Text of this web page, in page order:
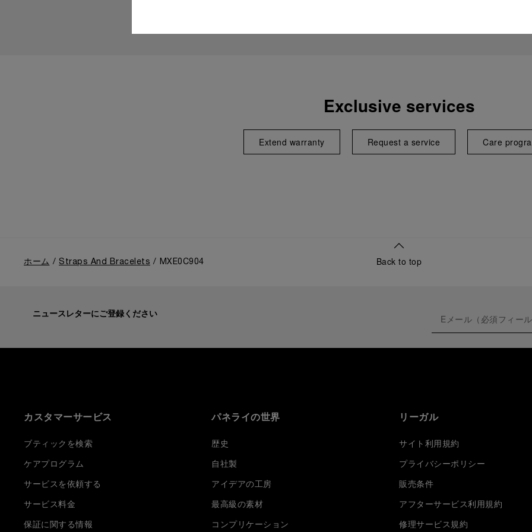
Exclusive services
Extend warranty Request a service Care
ホーム Straps And Bracelets MXE0C904 Back to top
ニュースレターにご登録ください
カスタマーサービス
ブティックを検索
ケアプログラム
サービスを依頼する
サービス料金
保証に関する情報
パネライの世界
歴史
自社製
アイデアの工房
最高級の素材
コンプリケーション
リーガル
サイト利用規約
プライバシーポリシー
販売条件
アフターサービス利用規約
修理サービス規約